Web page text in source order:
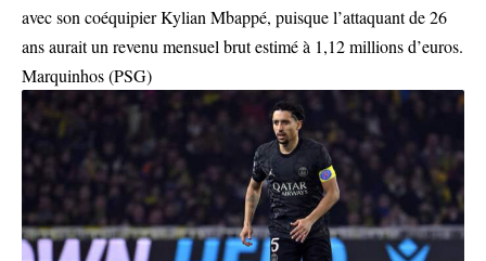
avec son coéquipier Kylian Mbappé, puisque l’attaquant de 26
ans aurait un revenu mensuel brut estimé à 1,12 millions d’euros.
Marquinhos (PSG)